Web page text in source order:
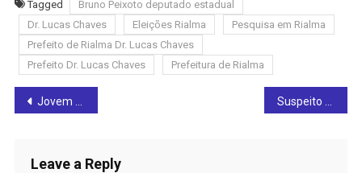
Tagged
Bruno Peixoto deputado estadual
Dr. Lucas Chaves
Eleições Rialma
Pesquisa em Rialma
Prefeito de Rialma Dr. Lucas Chaves
Prefeito Dr. Lucas Chaves
Prefeitura de Rialma
Post
Jovem de 25 anos é assassinado em Ceres na noite deste domingo (5)
Leave a Reply